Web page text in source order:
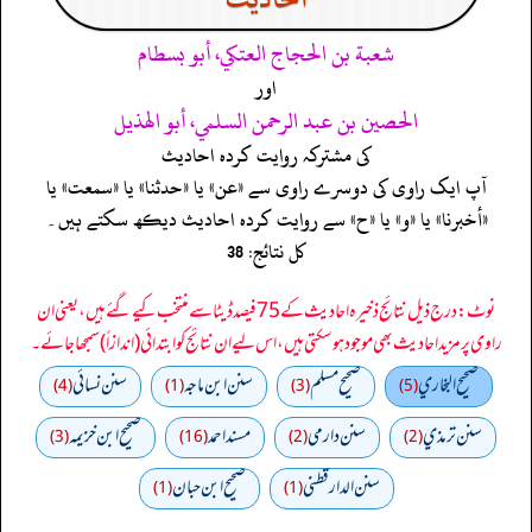
شعبة بن الحجاج العتكي، أبو بسطام
اور
الحصين بن عبد الرحمن السلمي، أبو الهذيل
کی مشترکہ روایت کردہ احادیث
آپ ایک راوی کی دوسرے راوی سے «عن» یا «حدثنا» یا «سمعت» یا
«أخبرنا» یا «و» یا «ح» سے روایت کردہ احادیث دیکھ سکتے ہیں۔
کل نتائج: 38
نوٹ: درج ذیل نتائج ذخیرہ احادیث کے 75 فیصد ڈیٹا سے منتخب کیے گئے ہیں، یعنی ان
راوی پر مزید احادیث بھی موجود ہو سکتی ہیں، اس لیے ان نتائج کو ابتدائی (اندازاً) سمجھا جائے۔
صحيح البخاري(5) صحيح مسلم(3) سنن ابن ماجه(1) سنن نسائي(4)
سنن ترمذي(2) سنن دارمي(2) مسند احمد(16) صحيح ابن خزيمه(3)
سنن الدارقطني(1) صحیح ابن حبان(1)